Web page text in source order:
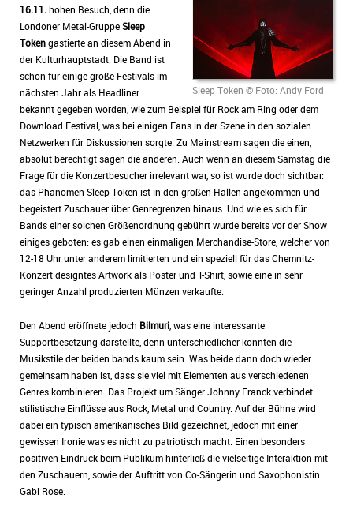
Sleep Token © Foto: Andy Ford
16.11.hohen Besuch, denn die
Londoner Metal-GruppeSleep
Tokengastierte an diesem Abend in
der Kulturhauptstadt. Die Band ist
schon für einige große Festivals im
nächsten Jahr als Headliner
bekannt gegeben worden, wie zum Beispiel für Rock am Ring oder dem
Download Festival, was bei einigen Fans in der Szene in den sozialen
Netzwerken für Diskussionen sorgte. Zu Mainstream sagen die einen,
absolut berechtigt sagen die anderen. Auch wenn an diesem Samstag die
Frage für die Konzertbesucher irrelevant war, so ist wurde doch sichtbar:
das Phänomen Sleep Token ist in den großen Hallen angekommen und
begeistert Zuschauer über Genregrenzen hinaus. Und wie es sich für
Bands einer solchen Größenordnung gebührt wurde bereits vor der Show
einiges geboten: es gab einen einmaligen Merchandise-Store, welcher von
12-18 Uhr unter anderem limitierten und ein speziell für das Chemnitz-
Konzert designtes Artwork als Poster und T-Shirt, sowie eine in sehr
geringer Anzahl produzierten Münzen verkaufte.
Den Abend eröffnete jedoch Bilmuri , was eine interessante
Supportbesetzung darstellte, denn unterschiedlicher könnten die
Musikstile der beiden bands kaum sein. Was beide dann doch wieder
gemeinsam haben ist, dass sie viel mit Elementen aus verschiedenen
Genres kombinieren. Das Projekt um Sänger Johnny Franck verbindet
stilistische Einflüsse aus Rock, Metal und Country. Auf der Bühne wird
dabei ein typisch amerikanisches Bild gezeichnet, jedoch mit einer
gewissen Ironie was es nicht zu patriotisch macht. Einen besonders
positiven Eindruck beim Publikum hinterließ die vielseitige Interaktion mit
den Zuschauern, sowie der Auftritt von Co-Sängerin und Saxophonistin
Gabi Rose.